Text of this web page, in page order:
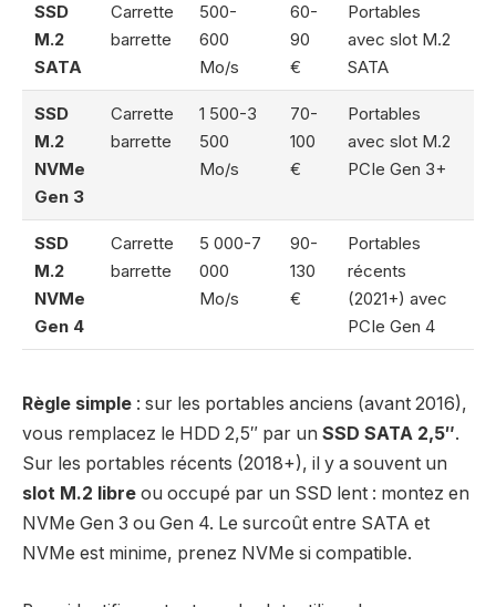
SSD
M.2
SATA
Carrette
barrette
500-
600
Mo/s
60-
90
€
Portables
avec slot M.2
SATA
SSD
M.2
NVMe
Gen 3
Carrette
barrette
1 500-3
500
Mo/s
70-
100
€
Portables
avec slot M.2
PCIe Gen 3+
SSD
M.2
NVMe
Gen 4
Carrette
barrette
5 000-7
000
Mo/s
90-
130
€
Portables
récents
(2021+) avec
PCIe Gen 4
Règle simple : sur les portables anciens (avant 2016),
vous remplacez le HDD 2,5″ par un SSD SATA 2,5″.
Sur les portables récents (2018+), il y a souvent un
slot M.2 libre ou occupé par un SSD lent : montez en
NVMe Gen 3 ou Gen 4. Le surcoût entre SATA et
NVMe est minime, prenez NVMe si compatible.